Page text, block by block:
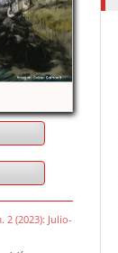
2 (2023): Julio-